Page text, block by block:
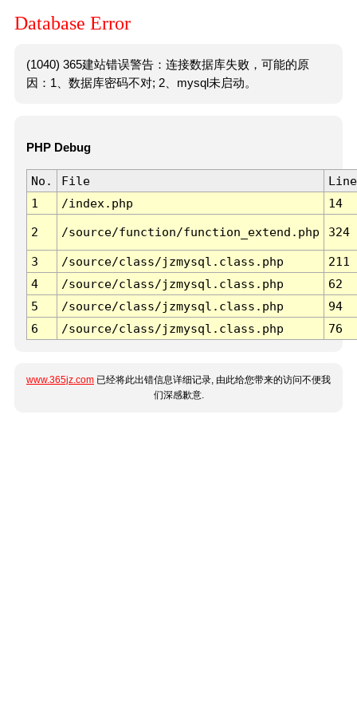
Database Error
(1040) 365建站错误警告：连接数据库失败，可能的原
因：1、数据库密码不对; 2、mysql未启动。
PHP Debug
No. File
Line
1
/index.php 14
2 /source/function/function_extend.php 324
3 /source/class/jzmysql.class.php
211
4
/source/class/jzmysql.class.php
62
5
/source/class/jzmysql.class.php
94
6
/source/class/jzmysql.class.php 76
www.365jz.com 已经将此出错信息详细记录, 由此给您带来的访问不便我
们深感歉意.